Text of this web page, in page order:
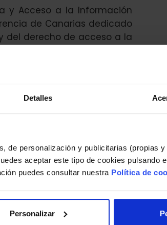
Detalles
de personalización y publicitarias (propias
aceptar este tipo de cookies pulsando
puedes consultar nuestra Política de
Personalizar
y Acceso a la Información
de Canarias dedicado
del derecho de acceso a la
la evaluación de la
ofrecemos asesoramiento para
página principal
del Comisionado y ordenar los
de texto.
de la transparencia es que la
ponte en contacto con